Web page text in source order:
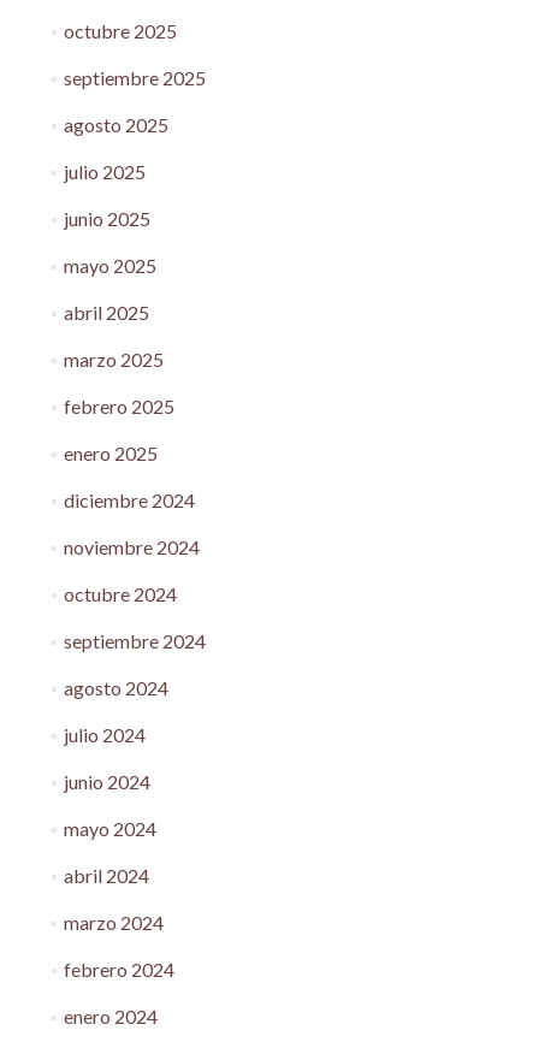
octubre 2025
septiembre 2025
agosto 2025
julio 2025
junio 2025
mayo 2025
abril 2025
marzo 2025
febrero 2025
enero 2025
diciembre 2024
noviembre 2024
octubre 2024
septiembre 2024
agosto 2024
julio 2024
junio 2024
mayo 2024
abril 2024
marzo 2024
febrero 2024
enero 2024